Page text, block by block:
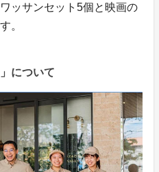
ッサンセット5個と映画の
。
について